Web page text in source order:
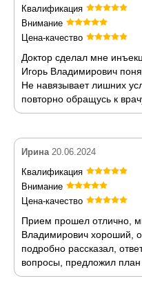
Квалификация
Внимание
Цена-качество
Доктор сделал мне
Игорь Владимирович
Не навязывает лишних
повторно обращусь к
Ирина 20.06.2024
Квалификация
Внимание
Цена-качество
Прием прошел отлично,
Владимирович хороший,
подробно рассказал,
вопросы, предложил план